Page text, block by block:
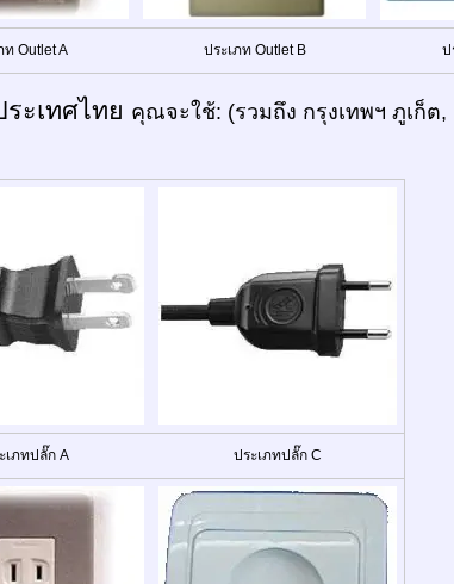
ท Outlet A ประเภท Outlet B ป
ระเทศไทย คุณจะใช้: (รวมถึง กรุงเทพฯ ภูเก็
เภทปลั๊ก A ประเภทปลั๊ก C